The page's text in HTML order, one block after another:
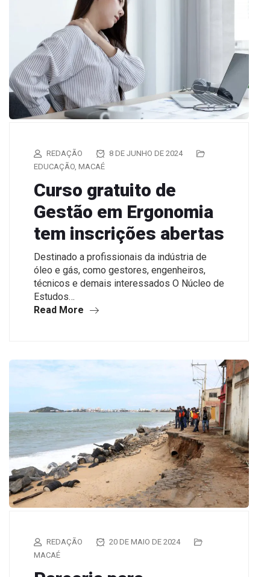
REDAÇÃO
8 DE JUNHO DE 2024
EDUCAÇÃO MACAÉ
Curso gratuito de
Gestão em Ergonomia
tem inscrições abertas
Destinado a profissionais da indústria de
óleo e gás, como gestores, engenheiros,
técnicos e demais interessados O Núcleo de
Estudos…
Read More
REDAÇÃO
20 DE MAIO DE 2024
MACAÉ